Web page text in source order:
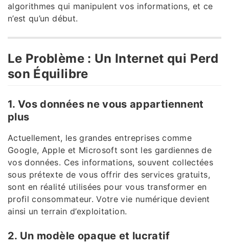
algorithmes qui manipulent vos informations, et ce
n’est qu’un début.
Le Problème : Un Internet qui Perd
son Équilibre
1. Vos données ne vous appartiennent
plus
Actuellement, les grandes entreprises comme
Google, Apple et Microsoft sont les gardiennes de
vos données. Ces informations, souvent collectées
sous prétexte de vous offrir des services gratuits,
sont en réalité utilisées pour vous transformer en
profil consommateur. Votre vie numérique devient
ainsi un terrain d’exploitation.
2. Un modèle opaque et lucratif